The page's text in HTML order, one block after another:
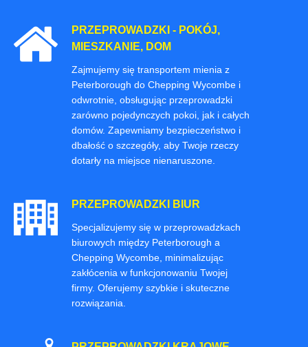
PRZEPROWADZKI - POKÓJ,
MIESZKANIE, DOM
Zajmujemy się transportem mienia z
Peterborough do Chepping Wycombe i
odwrotnie, obsługując przeprowadzki
zarówno pojedynczych pokoi, jak i całych
domów. Zapewniamy bezpieczeństwo i
dbałość o szczegóły, aby Twoje rzeczy
dotarły na miejsce nienaruszone.
PRZEPROWADZKI BIUR
Specjalizujemy się w przeprowadzkach
biurowych między Peterborough a
Chepping Wycombe, minimalizując
zakłócenia w funkcjonowaniu Twojej
firmy. Oferujemy szybkie i skuteczne
rozwiązania.